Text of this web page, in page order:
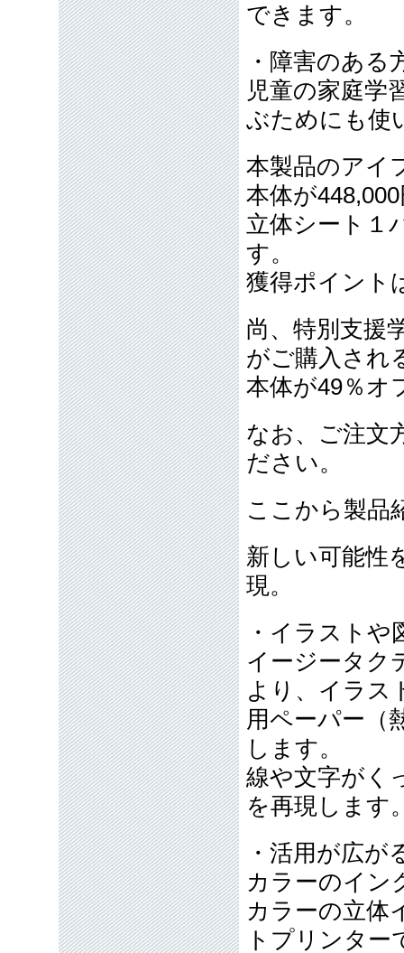
できます。
・障害のある
児童の家庭学
ぶためにも使
本製品のアイ
本体が
立体シート１
す。
獲得ポイント
尚、特別支援
がご購入され
本体が49％オ
なお、ご注文
ださい。
ここから製品
新しい可能性
現。
・イラスト
イージータク
より、イラス
用ペーパー（
します。
線や文字がく
を再現します
・活用が広
カラーのイン
カラーの立体
トプリンター